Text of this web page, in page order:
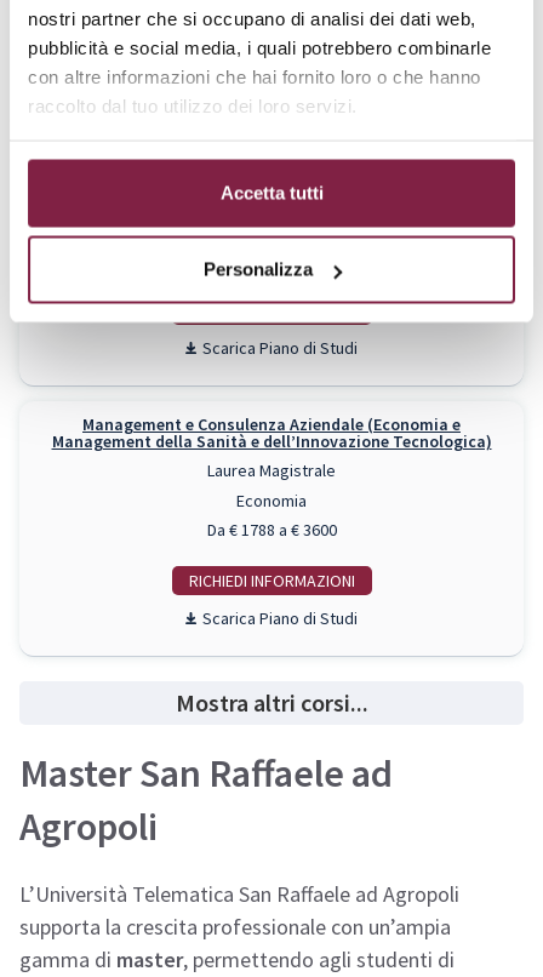
nostri partner che si occupano di analisi dei dati web,
pubblicità e social media, i quali potrebbero combinarle
con altre informazioni che hai fornito loro o che hanno
raccolto dal tuo utilizzo dei loro servizi.
Accetta tutti
Personalizza
RICHIEDI INFO
Piano di Studi
Laurea Magistrale
Economia
Da € 1788 a € 3600
RICHIEDI INFO
Piano di Studi
Management e Consulenza Aziendale (Economia e
Management della Sanità e dell’Innovazione Tecnologica)
Laurea Magistrale
Economia
Da € 1788 a € 3600
RICHIEDI INFO
Piano di Studi
Mostra altri corsi...
Master San Raffaele ad
Agropoli
L’Università Telematica San Raffaele ad Agropoli
supporta la crescita professionale con un’ampia
gamma di master, permettendo agli studenti di